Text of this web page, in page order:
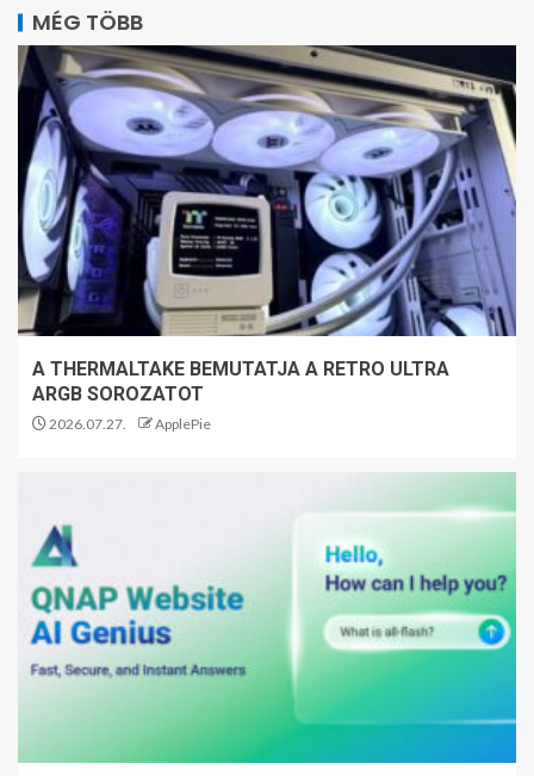
MÉG TÖBB
A THERMALTAKE BEMUTATJA A RETRO ULTRA
ARGB SOROZATOT
2026.07.27. ApplePie